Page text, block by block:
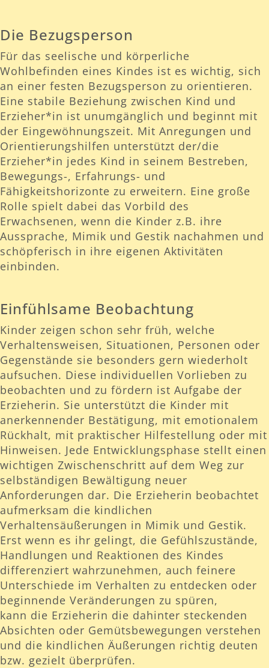
Die Bezugsperson
Für das seelische und körperliche
Wohlbefinden eines Kindes ist es wichtig, sich
an einer festen Bezugsperson zu orientieren.
Eine stabile Beziehung zwischen Kind und
Erzieher*in ist unumgänglich und beginnt mit
der Eingewöhnungszeit. Mit Anregungen und
Orientierungshilfen unterstützt der/die
Erzieher*in jedes Kind in seinem Bestreben,
Bewegungs-, Erfahrungs- und
Fähigkeitshorizonte zu erweitern. Eine große
Rolle spielt dabei das Vorbild des
Erwachsenen, wenn die Kinder z.B. ihre
Aussprache, Mimik und Gestik nachahmen und
schöpferisch in ihre eigenen Aktivitäten
einbinden.
Einfühlsame Beobachtung
Kinder zeigen schon sehr früh, welche
Verhaltensweisen, Situationen, Personen oder
Gegenstände sie besonders gern wiederholt
aufsuchen. Diese individuellen Vorlieben zu
beobachten und zu fördern ist Aufgabe der
Erzieherin. Sie unterstützt die Kinder mit
anerkennender Bestätigung, mit emotionalem
Rückhalt, mit praktischer Hilfestellung oder mit
Hinweisen. Jede Entwicklungsphase stellt einen
wichtigen Zwischenschritt auf dem Weg zur
selbständigen Bewältigung neuer
Anforderungen dar. Die Erzieherin beobachtet
aufmerksam die kindlichen
Verhaltensäußerungen in Mimik und Gestik.
Erst wenn es ihr gelingt, die Gefühlszustände,
Handlungen und Reaktionen des Kindes
differenziert wahrzunehmen, auch feinere
Unterschiede im Verhalten zu entdecken oder
beginnende Veränderungen zu spüren,
kann die Erzieherin die dahinter steckenden
Absichten oder Gemütsbewegungen verstehen
und die kindlichen Äußerungen richtig deuten
bzw. gezielt überprüfen.